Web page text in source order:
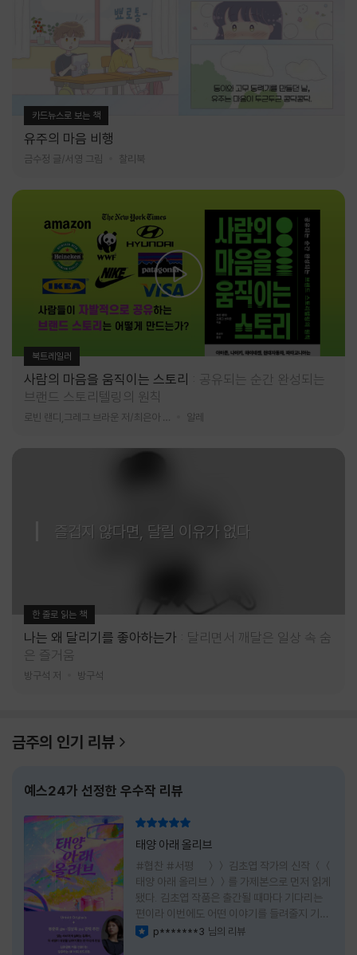
카드뉴스로 보는 책
유주의 마음 비행
금수정 글/서영 그림 찰리북
북트레일러
사람의 마음을 움직이는 스토리
공유되는 순간 완성되는
브랜드 스토리텔링의 원칙
알레
즐겁지 않다면, 달릴 이유가 없다
한 줄로 읽는 책
나는 왜 달리기를 좋아하는가
달리면서 깨달은 일상 속 숨
은 즐거움
방구석 저 방구석
금주의 인기 리뷰
예스24가 선정한 우수작 리뷰
태양 아래 올리브
#협찬 #서평 ＞＞ 김초엽 작가의 신작 ＜＜
태양 아래 올리브＞＞를 가제본으로 먼저 읽게
됐다. 김초엽 작품은 출간될 때마다 기다리는
편이라 이번에도 어떤 이야기를 들려줄지 기대
가 컸다. 스포일러 없이 읽는 것이 가장 재미있
p*******3 님의 리뷰